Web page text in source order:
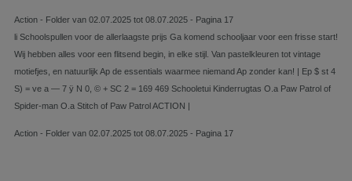
Action - Folder van 02.07.2025 tot 08.07.2025 - Pagina 17
li Schoolspullen voor de allerlaagste prijs Ga komend schooljaar voor een frisse start!
Wij hebben alles voor een flitsend begin, in elke stijl. Van pastelkleuren tot vintage
motiefjes, en natuurlijk Ap de essentials waarmee niemand Ap zonder kan! | Ep $ st 4
S) = ve a — 7 ÿ N 0, © + SC 2 = 169 469 Schooletui Kinderrugtas O.a Paw Patrol of
Spider-man O.a Stitch of Paw Patrol ACTION |
Action - Folder van 02.07.2025 tot 08.07.2025 - Pagina 17